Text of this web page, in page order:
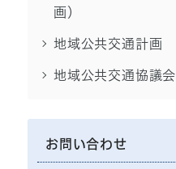
画）
地域公共交通計画
地域公共交通協議会
お問い合わせ